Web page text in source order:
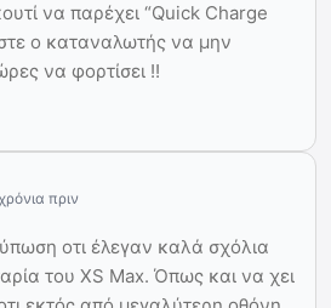
να παρέχει “Quick Charge
ο καταναλωτής να μην
να φορτίσει !!
πριν
οτι έλεγαν καλά σχόλια
του XS Max. Όπως και να χει